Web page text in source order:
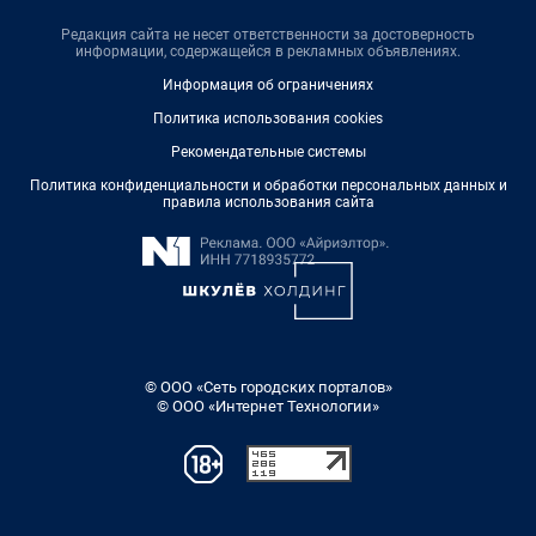
Редакция сайта не несет ответственности за достоверность
информации, содержащейся в рекламных объявлениях.
Информация об ограничениях
Политика использования cookies
Рекомендательные системы
Политика конфиденциальности и обработки персональных данных и
правила использования сайта
© ООО «Сеть городских порталов»
© ООО «Интернет Технологии»